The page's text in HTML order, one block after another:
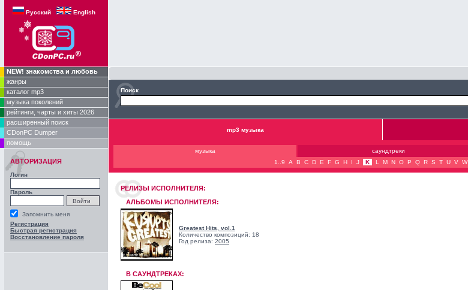
Русский English
NEW! знакомства и любовь
жанры
каталог mp3
музыка поколений
рейтинги, чарты и хиты 2026
расширенный поиск
CDonPC Dumper
помощь
АВТОРИЗАЦИЯ
Логин
Пароль
Запомнить меня
Регистрация
Быстрая регистрация
Восстановление пароля
Поиск
mp3 музыка
музыка саундтреки
1..9
A B C D E F G H I J K L M N O P Q R S T U V W
РЕЛИЗЫ ИCПОЛНИТЕЛЯ:
АЛЬБОМЫ ИСПОЛНИТЕЛЯ:
Greatest Hits, vol.1
Количество композиций: 18
Год релиза: 2005
В САУНДТРЕКАХ: